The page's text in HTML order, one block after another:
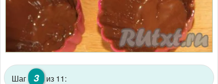
Шаг 3 из 11: